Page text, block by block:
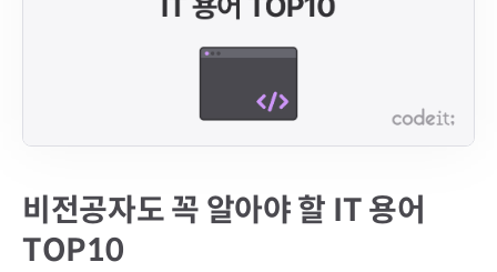
비전공자도 꼭 알아야 할 IT 용어
TOP10